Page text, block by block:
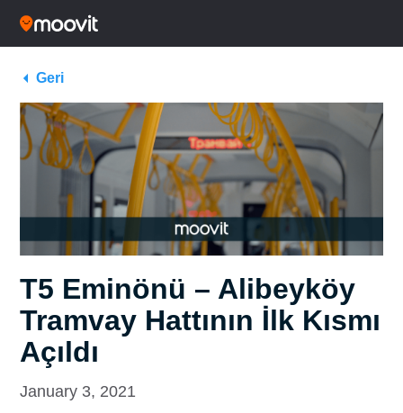
Geri
T5 Eminönü – Alibeyköy
Tramvay Hattının İlk Kısmı
Açıldı
January 3, 2021